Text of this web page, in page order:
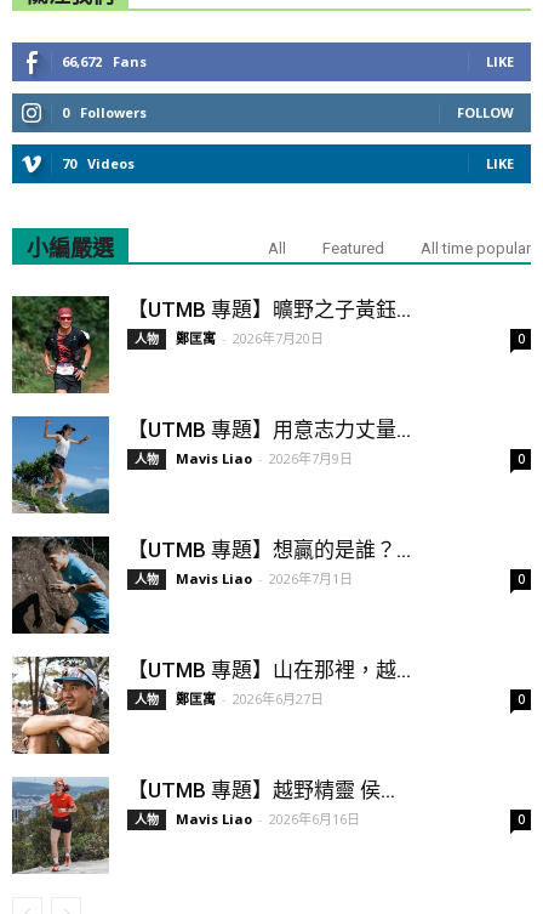
66,672 Fans LIKE
0 Followers FOLLOW
70 Videos LIKE
小編嚴選 All Featured All time popular
【UTMB 專題】曠野之子黃鈺...
人物 鄭匡寓 - 2026年7月20日 0
【UTMB 專題】用意志力丈量...
人物 Mavis Liao - 2026年7月9日 0
【UTMB 專題】想贏的是誰？...
人物 Mavis Liao - 2026年7月1日 0
【UTMB 專題】山在那裡，越...
人物 鄭匡寓 - 2026年6月27日 0
【UTMB 專題】越野精靈 侯...
人物 Mavis Liao - 2026年6月16日 0